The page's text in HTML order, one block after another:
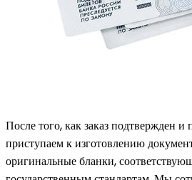
После того, как заказ подтвержден и
приступаем к изготовлению
оригинальные бланки,